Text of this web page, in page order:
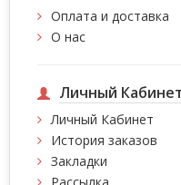
Оплата и доставка
О нас
Личный
Личный Кабинет
История заказов
Закладки